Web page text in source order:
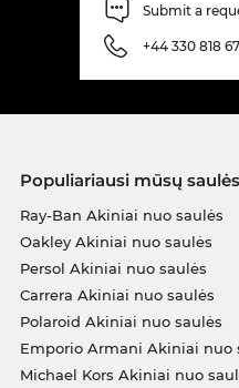
Submit a
+44 330 818
Populiariausi mūsų
Ray-Ban Akiniai nuo saulės
Oakley Akiniai nuo saulės
Persol Akiniai nuo saulės
Carrera Akiniai nuo saulės
Polaroid Akiniai nuo saulės
Emporio Armani Akiniai nuo
Michael Kors Akiniai nuo